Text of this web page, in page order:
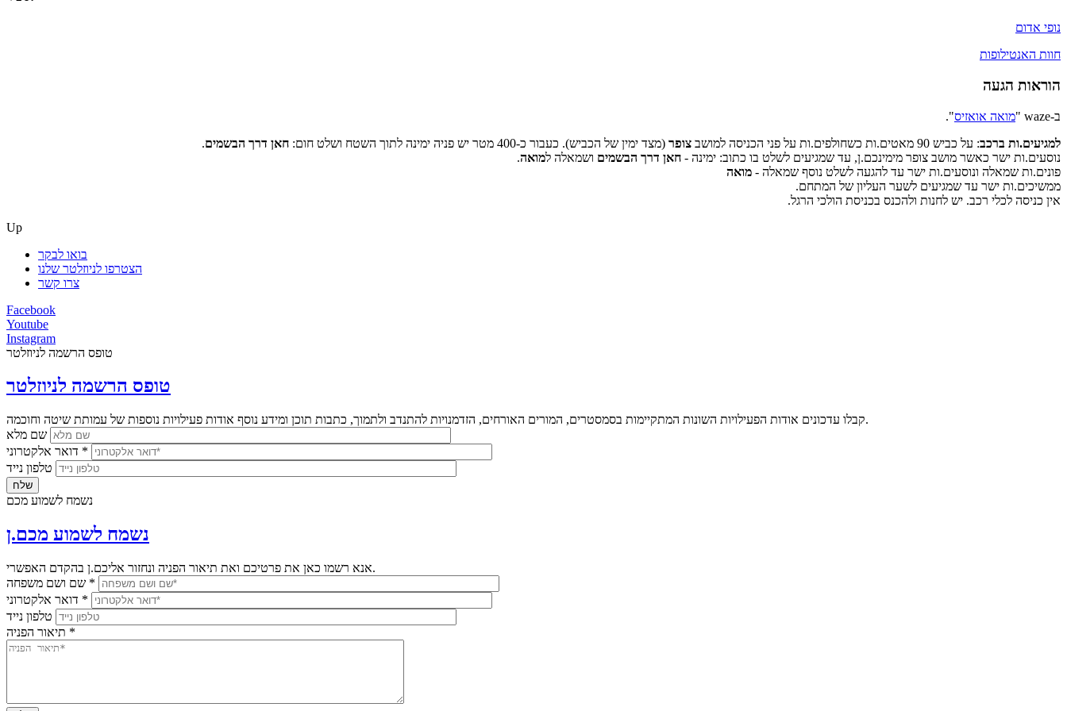
נופי אדום
חוות האנטילופות
הוראות הגעה
ב-waze " מואה אואזיס".
למגיעים.ות ברכב: על כביש 90 מאטים.ות כשחולפים.ות על פני הכניסה למושב צופר (מצד ימין של הכביש). כעבור כ-400 מטר יש פניה ימינה לתוך השטח ושלט חום: חאן דרך הבשמים.
נוסעים.ות ישר כאשר מושב צופר מימינכם.ן, עד שמגיעים לשלט בו כתוב: ימינה - חאן דרך הבשמים ושמאלה למואה.
פונים.ות שמאלה ונוסעים.ות ישר עד להגעה לשלט נוסף שמאלה - מואה
ממשיכים.ות ישר עד שמגיעים לשער העליון של המתחם.
אין כניסה לכלי רכב. יש לחנות ולהכנס בכניסת הולכי הרגל.
Up
בואו לבקר
הצטרפו לניוזלטר שלנו
צרו קשר
Facebook
Youtube
Instagram
טופס הרשמה לניוזלטר
טופס הרשמה לניוזלטר
קבלו עדכונים אודות הפעילויות השונות המתקיימות בסמסטרים, המורים האורחים, הזדמנויות להתנדב ולתמוך, כתבות תוכן ומידע נוסף אודות פעילויות נוספות של עמותת שיטה וחוכמה.
*
נשמח לשמוע מכם
נשמח לשמוע מכם.ן
אנא רשמו כאן את פרטיכם ואת תיאור הפניה ונחזור אליכם.ן בהקדם האפשרי.
*
*
*